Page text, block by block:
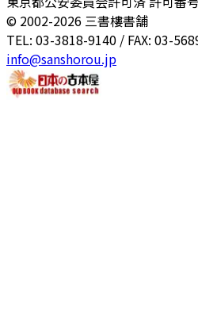
© 2002-2026 三書樓書舗
TEL: 03-3818-9140 / FAX: 03-
info@sanshorou.jp